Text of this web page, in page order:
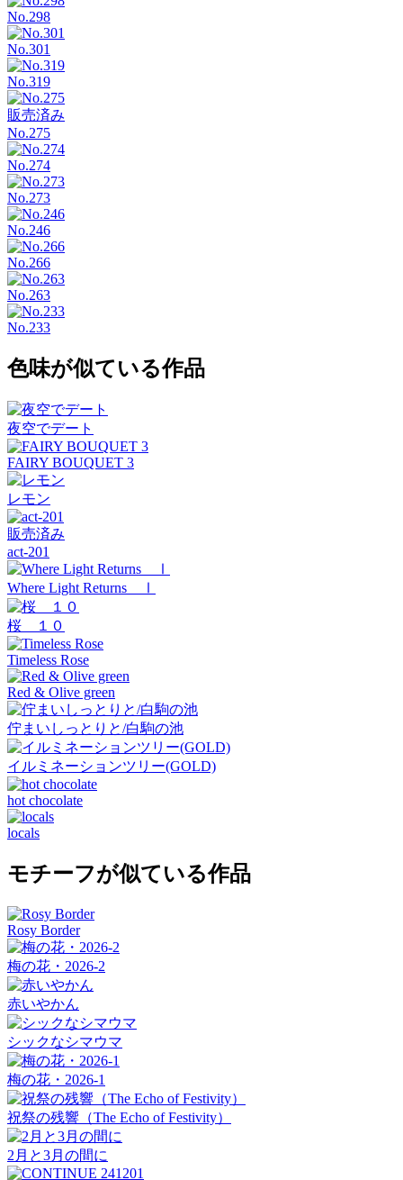
No.298
No.301
No.319
販売済み
No.275
No.274
No.273
No.246
No.266
No.263
No.233
色味が似ている作品
夜空でデート
FAIRY BOUQUET 3
レモン
販売済み
act-201
Where Light Returns Ⅰ
桜 １０
Timeless Rose
Red & Olive green
佇まいしっとりと/白駒の池
イルミネーションツリー(GOLD)
hot chocolate
locals
モチーフが似ている作品
Rosy Border
梅の花・2026-2
赤いやかん
シックなシマウマ
梅の花・2026-1
祝祭の残響（The Echo of Festivity）
2月と3月の間に